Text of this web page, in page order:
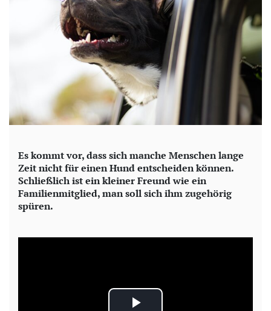
Es kommt vor, dass sich manche Menschen lange
Zeit nicht für einen Hund entscheiden können.
Schließlich ist ein kleiner Freund wie ein
Familienmitglied, man soll sich ihm zugehörig
spüren.